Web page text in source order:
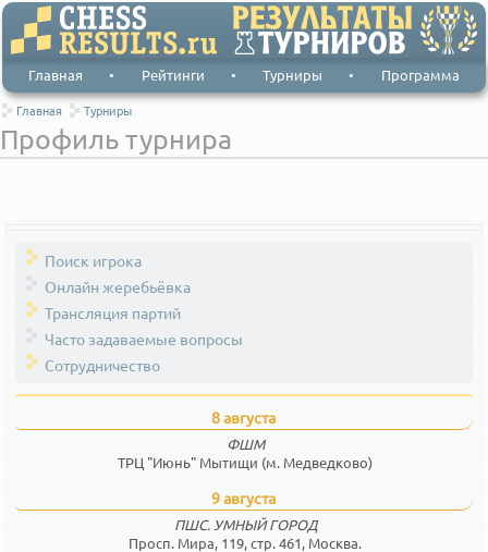
Главная • Рейтинги • Турниры • Программа
Главная Турниры
Профиль турнира
Поиск игрока
Онлайн жеребьёвка
Трансляция партий
Часто задаваемые вопросы
Сотрудничество
8 августа
ФШМ
ТРЦ "Июнь" Мытищи (м. Медведково)
9 августа
ПШС. УМНЫЙ ГОРОД
Просп. Мира, 119, стр. 461, Москва.